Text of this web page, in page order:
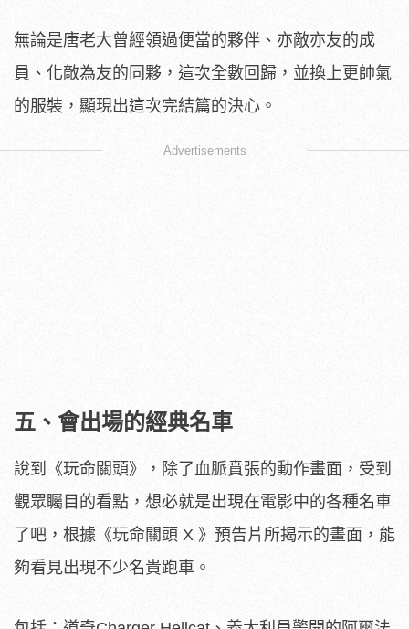
無論是唐老大曾經領過便當的夥伴、亦敵亦友的成
員、化敵為友的同夥，這次全數回歸，並換上更帥氣
的服裝，顯現出這次完結篇的決心。
Advertisements
五、會出場的經典名車
說到《玩命關頭》，除了血脈賁張的動作畫面，受到
觀眾矚目的看點，想必就是出現在電影中的各種名車
了吧，根據《玩命關頭 X 》預告片所揭示的畫面，能
夠看見出現不少名貴跑車。